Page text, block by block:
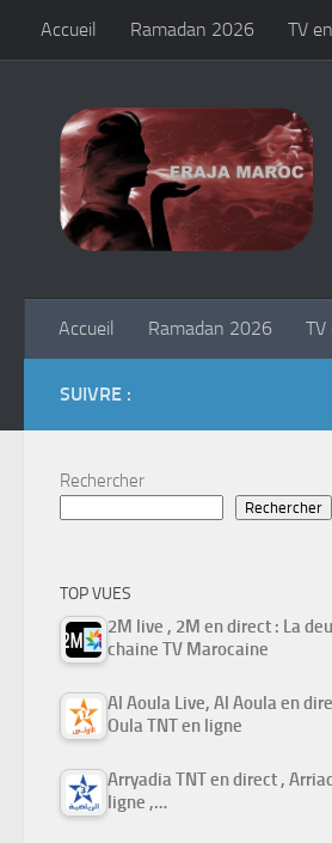
Skip to content
Accueil Ramadan 2026 TV
Accueil Ramadan 2026 TV
SUIVRE :
Rechercher
Rechercher
TOP VUES
2M live , 2M en direct : La
chaine TV Marocaine
Al Aoula Live, Al Aoula en
Oula TNT en ligne
Arryadia TNT en direct ,
ligne ,…